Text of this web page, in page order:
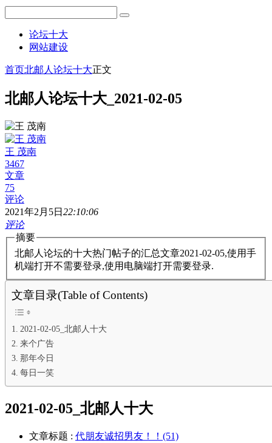
论坛十大
网站建设
首页北邮人论坛十大正文
北邮人论坛十大_2021-02-05
王 茂南
3467
文章
75
评论
2021年2月5日 22:10:06
评论
摘要
北邮人论坛的十大热门帖子的汇总文章2021-02-05,使用手
机端打开不需要登录,使用电脑端打开需要登录.
文章目录(Table of Contents)
2021-02-05_北邮人十大
来个广告
那年今日
每日一笑
2021-02-05_北邮人十大
文章标题 : 代朋友诚招男友！！(51)